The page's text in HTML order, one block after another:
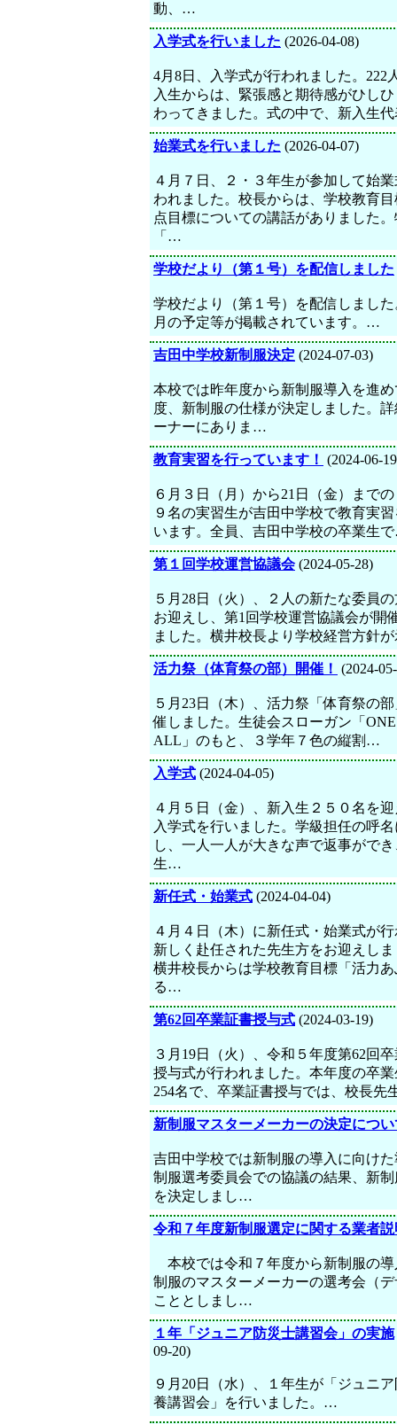
動、…
入学式を行いました (2026-04-08)
4月8日、入学式が行われました。222
入生からは、緊張感と期待感がひし
わってきました。式の中で、新入生
始業式を行いました (2026-04-07)
４月７日、２・３年生が参加して始
われました。校長からは、学校教育
点目標についての講話がありました
「…
学校だより（第１号）を配信しました
学校だより（第１号）を配信しまし
月の予定等が掲載されています。…
吉田中学校新制服決定 (2024-07-03)
本校では昨年度から新制服導入を進
度、新制服の仕様が決定しました。
ーナーにありま…
教育実習を行っています！ (2024-06-
６月３日（月）から21日（金）まで
９名の実習生が吉田中学校で教育実
います。全員、吉田中学校の卒業生
第１回学校運営協議会(2024-05-28)
５月28日（火）、２人の新たな委員
お迎えし、第1回学校運営協議会が開
ました。横井校長より学校経営方針
活力祭（体育祭の部）開催！ (2024-
５月23日（木）、活力祭「体育祭の
催しました。生徒会スローガン「
ALL」のもと、３学年７色の縦割…
入学式 (2024-04-05)
４月５日（金）、新入生２５０名を
入学式を行いました。学級担任の呼
し、一人一人が大きな声で返事がで
生…
新任式・始業式 (2024-04-04)
４月４日（木）に新任式・始業式が
新しく赴任された先生方をお迎えし
横井校長からは学校教育目標「活力
る…
第62回卒業証書授与式 (2024-03-19)
３月19日（火）、令和５年度第62回
授与式が行われました。本年度の卒
254名で、卒業証書授与では、校長先
新制服マスターメーカーの決定につい
吉田中学校では新制服の導入に向け
制服選考委員会での協議の結果、新
を決定しまし…
令和７年度新制服選定に関する業者
本校では令和７年度から新制服の
制服のマスターメーカーの選考会（
こととしまし…
１年「ジュニア防災士講習会」の実施
09-20)
９月20日（水）、１年生が「ジュニ
養講習会」を行いました。…